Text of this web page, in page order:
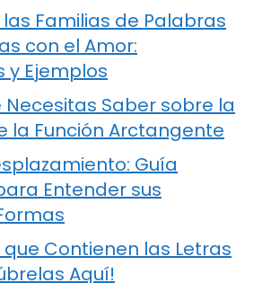
Familias de Palabras
con el Amor:
y Ejemplos
Necesitas Saber sobre la
la Función Arctangente
Guía
Entender sus
que Contienen las Letras
Aquí!